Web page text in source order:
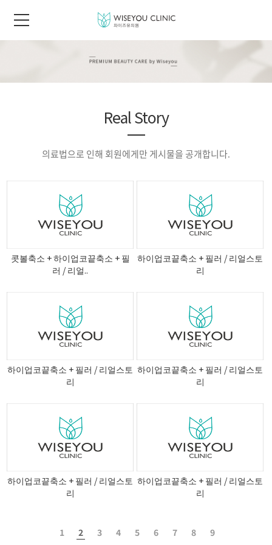
Real Story
의료법으로 인해 회원에게만 게시물을 공개합니다.
콧볼축소 + 하이업코끝축소 + 필
러 / 리얼..
하이업코끝축소 + 필러 / 리얼스토
리
하이업코끝축소 + 필러 / 리얼스토
리
하이업코끝축소 + 필러 / 리얼스토
리
하이업코끝축소 + 필러 / 리얼스토
리
하이업코끝축소 + 필러 / 리얼스토
리
1 2 3 4 5 6 7 8 9